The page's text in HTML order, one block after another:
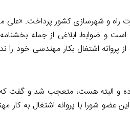
راه و شهرسازی کشور پرداخت.
و ضوابط ابلاغی از جمله
اشتغال بکار مهندسی خود را
و البته هست، متعجب شد و گفت که
شورا با پروانه اشتغال به کار